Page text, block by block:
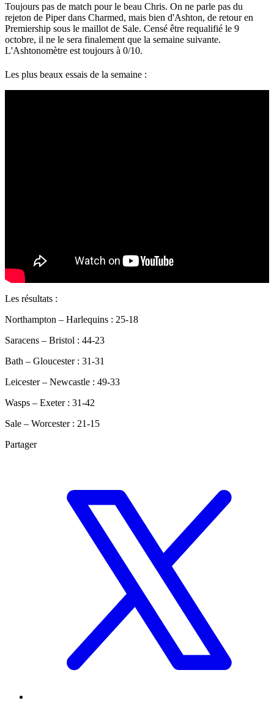
Toujours pas de match pour le beau Chris. On ne parle pas du
rejeton de Piper dans Charmed, mais bien d'Ashton, de retour en
Premiership sous le maillot de Sale. Censé être requalifié le 9
octobre, il ne le sera finalement que la semaine suivante.
L'Ashtonomètre est toujours à 0/10.
Les plus beaux essais de la semaine :
Les résultats :
Northampton – Harlequins : 25-18
Saracens – Bristol : 44-23
Bath – Gloucester : 31-31
Leicester – Newcastle : 49-33
Wasps – Exeter : 31-42
Sale – Worcester : 21-15
Partager